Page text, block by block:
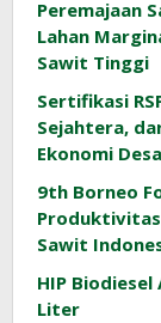
Peremajaan
Lahan
Sawit Tinggi
Sertifikasi
Sejahtera,
Ekonomi Desa
9th Borneo
Produktivitas
Sawit
HIP Biodiesel
Liter